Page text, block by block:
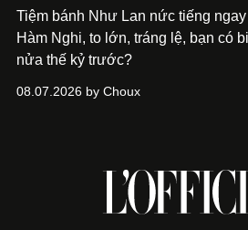
Tiệm bánh Như Lan nức tiếng
Hàm Nghi, to lớn, tráng lệ, bạn có
nửa thế kỷ trước?
08.07.2026 by Choux